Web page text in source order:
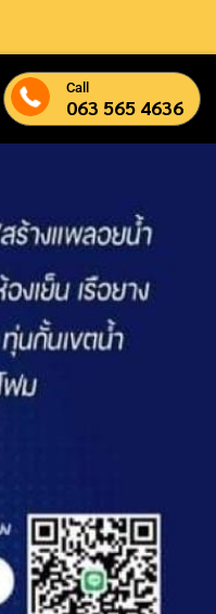
Call
063 565 4636